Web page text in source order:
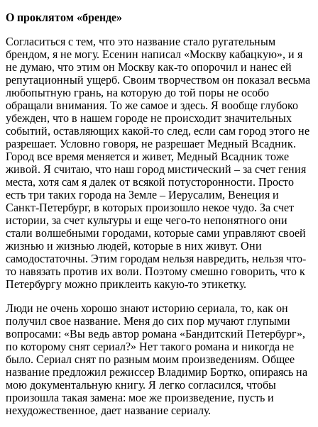
О проклятом «бренде»
Согласиться с тем, что это название стало ругательным
брендом, я не могу. Есенин написал «Москву кабацкую», и я
не думаю, что этим он Москву как-то опорочил и нанес ей
репутационный ущерб. Своим творчеством он показал весьма
любопытную грань, на которую до той поры не особо
обращали внимания. То же самое и здесь. Я вообще глубоко
убежден, что в нашем городе не происходит значительных
событий, оставляющих какой-то след, если сам город этого не
разрешает. Условно говоря, не разрешает Медный Всадник.
Город все время меняется и живет, Медный Всадник тоже
живой. Я считаю, что наш город мистический – за счет гения
места, хотя сам я далек от всякой потусторонности. Просто
есть три таких города на Земле – Иерусалим, Венеция и
Санкт-Петербург, в которых произошло некое чудо. За счет
истории, за счет культуры и еще чего-то непонятного они
стали волшебными городами, которые сами управляют своей
жизнью и жизнью людей, которые в них живут. Они
самодостаточны. Этим городам нельзя навредить, нельзя что-
то навязать против их воли. Поэтому смешно говорить, что к
Петербургу можно приклеить какую-то этикетку.
Люди не очень хорошо знают историю сериала, то, как он
получил свое название. Меня до сих пор мучают глупыми
вопросами: «Вы ведь автор романа «Бандитский Петербург»,
по которому снят сериал?» Нет такого романа и никогда не
было. Сериал снят по разным моим произведениям. Общее
название предложил режиссер Владимир Бортко, опираясь на
мою документальную книгу. Я легко согласился, чтобы
произошла такая замена: мое же произведение, пусть и
нехудожественное, дает название сериалу.